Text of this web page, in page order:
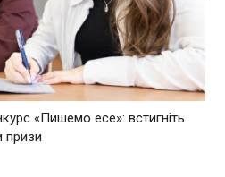
«Пишемо есе»: встигніть
призи